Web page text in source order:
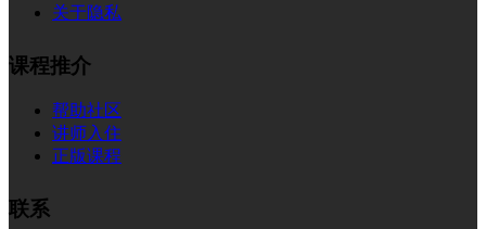
关于隐私
课程推介
帮助社区
讲师入住
正版课程
联系